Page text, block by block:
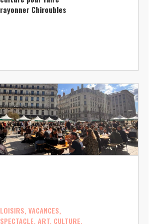
rayonner Chiroubles
LOISIRS, VACANCES,
SPECTACLE, ART, CULTURE,